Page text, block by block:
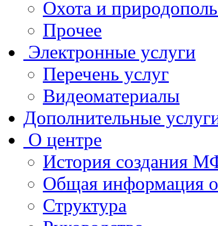
Охота и
Прочее
Электронные услуги
Перечень услуг
Видеоматериалы
Дополнительные
О центре
История создания
Общая
Структура